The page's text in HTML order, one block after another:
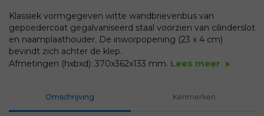
Klassiek vormgegeven witte wandbrievenbus van
gepoedercoat gegalvaniseerd staal voorzien van cilinderslot
en naamplaathouder. De inworpopening (23 x 4 cm)
bevindt zich achter de klep.
Afmetingen (hxbxd): 370x362x133 mm. Lees meer play_arrow
Omschrijving Kenmerken